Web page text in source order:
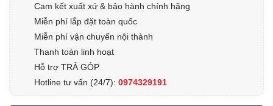
Cam kết xuất xứ & bảo hành chính hãng
Miễn phí lắp đặt toàn quốc
Miễn phí vận chuyển nội thành
Thanh toán linh hoạt
Hỗ trợ TRẢ GÓP
Hotline tư vấn (24/7): 0974329191